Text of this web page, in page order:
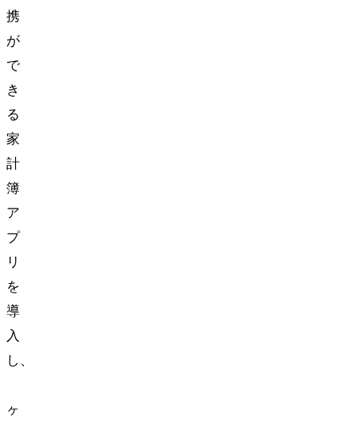
携
が
で
き
る
家
計
簿
ア
プ
リ
を
導
入
し、
ヶ